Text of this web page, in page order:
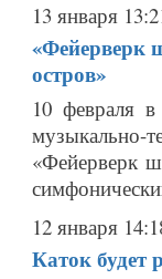
13 января
«Фейерверк
остров»
10 февраля в
«Фейерверк
12 января
Каток будет